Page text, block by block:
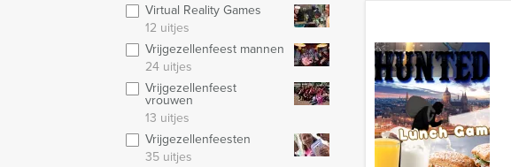
Virtual Reality Games
12 uitjes
Vrijgezellenfeest mannen
24 uitjes
Vrijgezellenfeest
vrouwen
13 uitjes
Vrijgezellenfeesten
35 uitjes